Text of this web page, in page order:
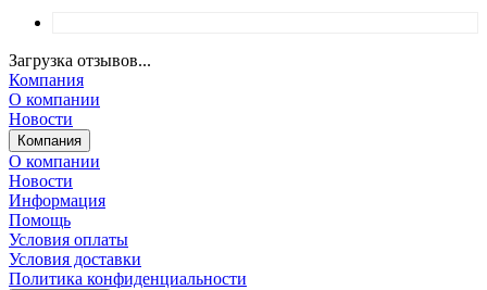
Загрузка отзывов...
Компания
О компании
Новости
Компания
О компании
Новости
Информация
Помощь
Условия оплаты
Условия доставки
Политика конфиденциальности